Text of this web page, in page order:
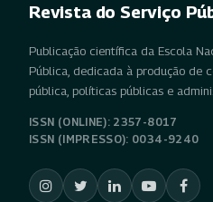
Revista do Serviço
Publicação científica da Escola
Pública, dedicada à produção de
pública, políticas públicas e
ISSN (ONLINE): 2357-8017
ISSN (IMPRESSO): 0034-9240